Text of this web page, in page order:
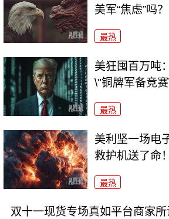
美军“焦虑”吗？
最热
美狂囤百万吨
\"铜牌军备竞
最热
美利坚一场电
救护机送了命！
最热
双十一现货专场真如平台商家所